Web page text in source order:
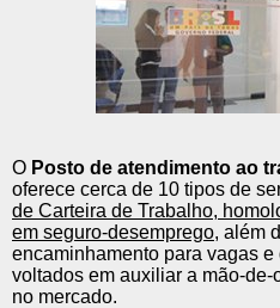
O Posto de atendimento ao
oferece cerca de 10 tipos de
de Carteira de Trabalho,
em seguro-desemprego, além
encaminhamento para vagas
voltados em auxiliar a mão-
no mercado.